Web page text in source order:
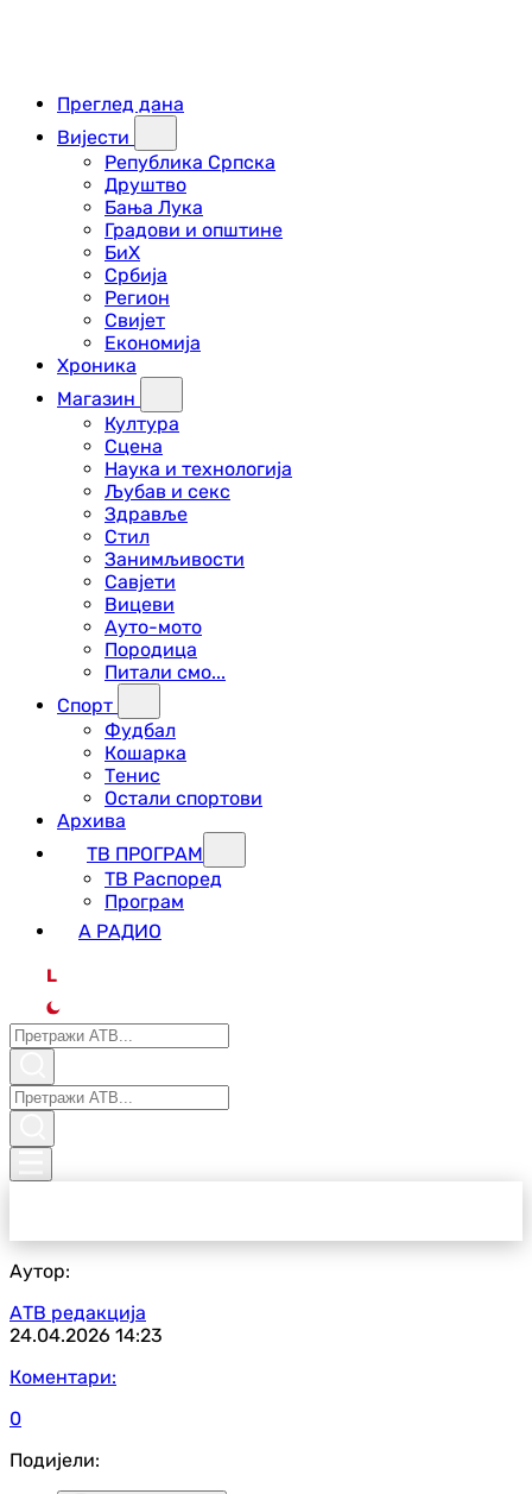
Преглед дана
Вијести
Република Српска
Друштво
Бања Лука
Градови и општине
БиХ
Србија
Регион
Свијет
Економија
Хроника
Магазин
Култура
Сцена
Наука и технологија
Љубав и секс
Здравље
Стил
Занимљивости
Савјети
Вицеви
Ауто-мото
Породица
Питали смо...
Спорт
Фудбал
Кошарка
Тенис
Остали спортови
Архива
ТВ ПРОГРАМ
ТВ Распоред
Програм
А РАДИО
L
Аутор:
АТВ редакција
24.04.2026 14:23
Коментари:
0
Подијели: